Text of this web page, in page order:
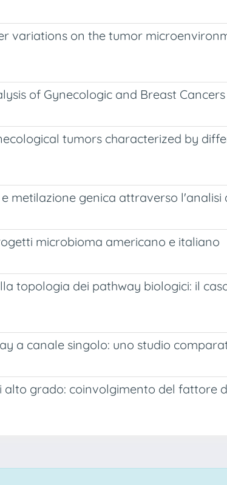
variations on the tumor
of Gynecologic and Breast Cancers
tumors characterized by
metilazione genica attraverso l'analisi
microbioma americano e italiano
topologia dei pathway biologici: il
a canale singolo: uno studio
grado: coinvolgimento del fattore